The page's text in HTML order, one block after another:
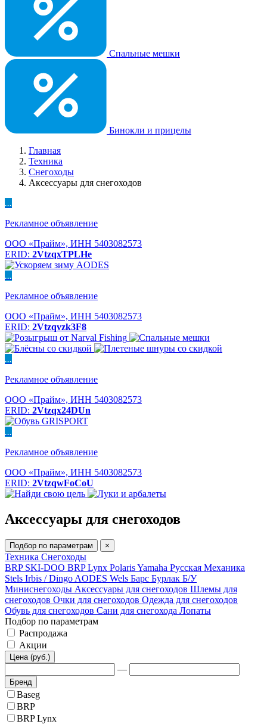
Спальные мешки
Бинокли и прицелы
Главная
Техника
Снегоходы
Аксессуары для снегоходов
...
Рекламное объявление
ООО «Прайм», ИНН 5403082573
ERID: 2VtzqxTPLHe
...
Рекламное объявление
ООО «Прайм», ИНН 5403082573
ERID: 2Vtzqvzk3F8
...
Рекламное объявление
ООО «Прайм», ИНН 5403082573
ERID: 2Vtzqx24DUn
...
Рекламное объявление
ООО «Прайм», ИНН 5403082573
ERID: 2VtzqwFoCoU
Аксессуары для снегоходов
Подбор по параметрам ×
Техника Снегоходы
BRP SKI-DOO BRP Lynx PolarisYamaha Русская Механика
Stels Irbis / Dingo AODES Wels Барс Бурлак Б/У
Миниснегоходы Аксессуары для снегоходов Шлемы для
снегоходов Очки для снегоходов Одежда для снегоходов
Обувь для снегоходов Сани для снегохода Лопаты
Подбор по параметрам
Распродажа
Акции
Цена (руб.)
—
Бренд
Baseg
BRP
BRP Lynx